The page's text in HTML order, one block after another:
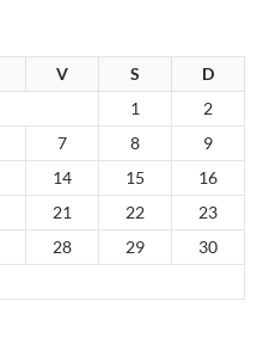
V S
D
1
2
7 8
9
14 15
16
21 22
23
28 29
30